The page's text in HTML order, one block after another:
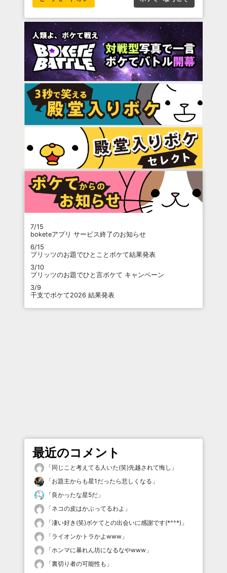
7/15
boketeアプリ サービス終了のお知らせ
6/15
プリッツのお題でひとことボケて結果発表
3/10
プリッツのお題でひと言ボケて キャンペーン
3/9
干支でボケて2026 結果発表
最近のコメント
「同じこと考えてる人いた(笑)先越されて悔し 」
「お題主からも星1だったら悲しくなる 」
「 良かったな星5だ 」
「ネコの皮はかぶってるわよ 」
「凄い好き(笑)ボケてとの出会いに感謝です(*^^*) 」
「ライオンかトラかよwww 」
「ホンマに暴れん坊になるなやwww 」
「裏切り者の可能性も 」